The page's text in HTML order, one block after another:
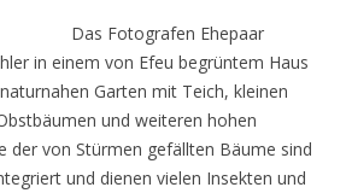
Das Fotografen Ehepaar
in einem von Efeu begrüntem Haus
Garten mit Teich, kleinen
und weiteren hohen
der von Stürmen gefällten Bäume sind
und dienen vielen Insekten und